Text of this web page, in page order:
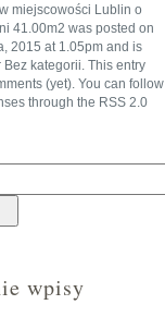
miejscowości Lublin o
41.00m2 was posted on
2015 at 1.05pm and is
Bez kategorii. This entry
(yet). You can follow
through the RSS 2.0
wpisy